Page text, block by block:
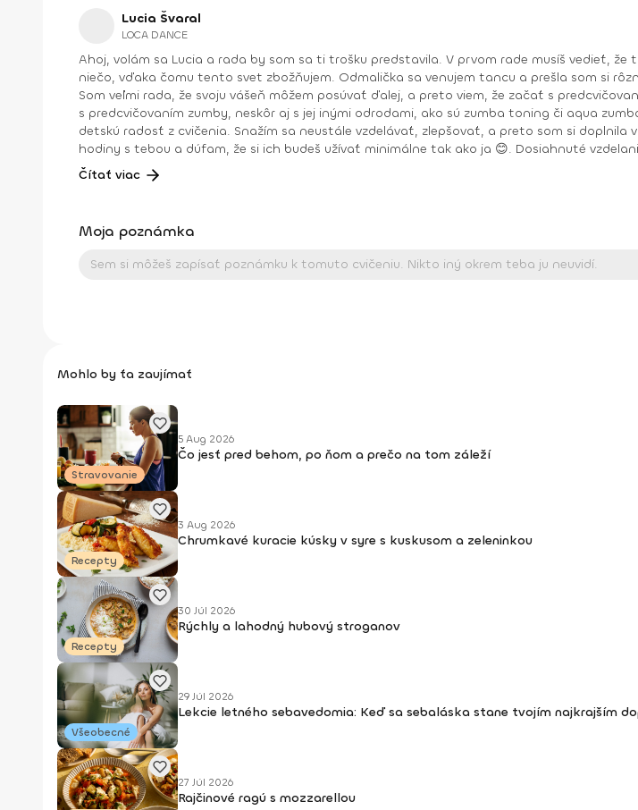
Lucia Švaral
LOCA DANCE
Ahoj, volám sa Lucia a rada by som sa ti trošku predstavila. V prvom rade musíš vedieť, že tanec tvorí kúsok môjho ja. Niečo, bez čoho si tento svet neviem predstaviť, a
niečo, vďaka čomu tento svet zbožňujem. Odmalička sa venujem tancu a prešla som si
Som veľmi rada, že svoju vášeň môžem posúvať ďalej, a preto viem, že začať s predcvičovaním
s predcvičovaním zumby, neskôr aj s jej inými odrodami, ako sú zumba toning či aqua
detskú radosť z cvičenia. Snažím sa neustále vzdelávať, zlepšovať, a preto som si doplnila vzdelanie aj o ďalšie
hodiny s tebou a dúfam, že si ich budeš užívať minimálne tak ako ja 😊. Dosiahnuté vzdelanie: Oficiálny inštruktor Zumba basic, Zumba basic 2, Aqua Zumby, Zumba
Toning Inštruktor Aerobiku I. kvalifikačného stupňa Inštruktor Body worku Inštruktor Kid fitu Inštruktor Integrated Power Stretchu Výživový poradca Osobný tréner vo
fitnescentre
Čítať viac
Moja poznámka
Mohlo by ťa zaujímať
Stravovanie
5 Aug 2026
Čo jesť pred behom, po ňom a prečo na tom záleží
Recepty
3 Aug 2026
Chrumkavé kuracie kúsky v syre s kuskusom a zeleninkou
Recepty
30 Júl 2026
Rýchly a lahodný hubový stroganov
Všeobecné
29 Júl 2026
Lekcie letného sebavedomia: Keď sa sebaláska stane tvojím najkrajším
27 Júl 2026
Rajčinové ragú s mozzarellou